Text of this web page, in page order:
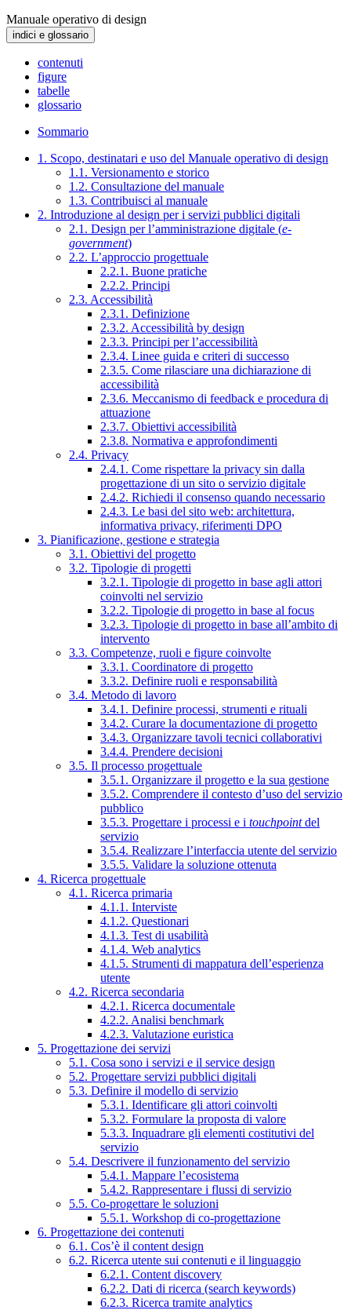
Manuale operativo di design
indici e glossario
contenuti
figure
tabelle
glossario
Sommario
1. Scopo, destinatari e uso del Manuale operativo di design
1.1. Versionamento e storico
1.2. Consultazione del manuale
1.3. Contribuisci al manuale
2. Introduzione al design per i servizi pubblici digitali
2.1. Design per l’amministrazione digitale (e-
government)
2.2. L’approccio progettuale
2.2.1. Buone pratiche
2.2.2. Principi
2.3. Accessibilità
2.3.1. Definizione
2.3.2. Accessibilità by design
2.3.3. Principi per l’accessibilità
2.3.4. Linee guida e criteri di successo
2.3.5. Come rilasciare una dichiarazione di
accessibilità
2.3.6. Meccanismo di feedback e procedura di
attuazione
2.3.7. Obiettivi accessibilità
2.3.8. Normativa e approfondimenti
2.4. Privacy
2.4.1. Come rispettare la privacy sin dalla
progettazione di un sito o servizio digitale
2.4.2. Richiedi il consenso quando necessario
2.4.3. Le basi del sito web: architettura,
informativa privacy, riferimenti DPO
3. Pianificazione, gestione e strategia
3.1. Obiettivi del progetto
3.2. Tipologie di progetti
3.2.1. Tipologie di progetto in base agli attori
coinvolti nel servizio
3.2.2. Tipologie di progetto in base al focus
3.2.3. Tipologie di progetto in base all’ambito di
intervento
3.3. Competenze, ruoli e figure coinvolte
3.3.1. Coordinatore di progetto
3.3.2. Definire ruoli e responsabilità
3.4. Metodo di lavoro
3.4.1. Definire processi, strumenti e rituali
3.4.2. Curare la documentazione di progetto
3.4.3. Organizzare tavoli tecnici collaborativi
3.4.4. Prendere decisioni
3.5. Il processo progettuale
3.5.1. Organizzare il progetto e la sua gestione
3.5.2. Comprendere il contesto d’uso del servizio
pubblico
3.5.3. Progettare i processi e i touchpointdel
servizio
3.5.4. Realizzare l’interfaccia utente del servizio
3.5.5. Validare la soluzione ottenuta
4. Ricerca progettuale
4.1. Ricerca primaria
4.1.1. Interviste
4.1.2. Questionari
4.1.3. Test di usabilità
4.1.4. Web analytics
4.1.5. Strumenti di mappatura dell’esperienza
utente
4.2. Ricerca secondaria
4.2.1. Ricerca documentale
4.2.2. Analisi benchmark
4.2.3. Valutazione euristica
5. Progettazione dei servizi
5.1. Cosa sono i servizi e il service design
5.2. Progettare servizi pubblici digitali
5.3. Definire il modello di servizio
5.3.1. Identificare gli attori coinvolti
5.3.2. Formulare la proposta di valore
5.3.3. Inquadrare gli elementi costitutivi del
servizio
5.4. Descrivere il funzionamento del servizio
5.4.1. Mappare l’ecosistema
5.4.2. Rappresentare i flussi di servizio
5.5. Co-progettare le soluzioni
5.5.1. Workshop di co-progettazione
6. Progettazione dei contenuti
6.1. Cos’è il content design
6.2. Ricerca utente sui contenuti e il linguaggio
6.2.1. Content discovery
6.2.2. Dati di ricerca (search keywords)
6.2.3. Ricerca tramite analytics